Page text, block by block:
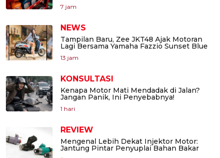
7 jam
NEWS
Tampilan Baru, Zee JKT48 Ajak Motoran
Lagi Bersama Yamaha Fazzio Sunset Blue
13 jam
KONSULTASI
Kenapa Motor Mati Mendadak di Jalan?
Jangan Panik, Ini Penyebabnya!
1 hari
REVIEW
Mengenal Lebih Dekat Injektor Motor:
Jantung Pintar Penyuplai Bahan Bakar